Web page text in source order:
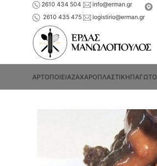
2610 434 504
2610 435 475
info@erman.gr
logistirio@erman.gr
ΑΡΤΟΠΟΙΕΙΑΖΑΧΑΡΟΠΛΑΣΤΙΚΗΠΑΓΩΤΟ